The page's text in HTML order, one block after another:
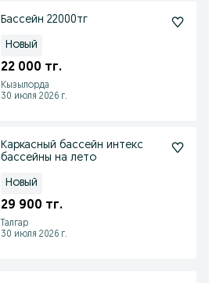
Бассейн 22000тг
Новый
22 000 тг.
Кызылорда
30 июля 2026 г.
Каркасный бассейн интекс
бассейны на лето
Новый
29 900 тг.
Талгар
30 июля 2026 г.